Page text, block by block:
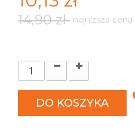
14,90 zł najniższa
DO KOSZYKA